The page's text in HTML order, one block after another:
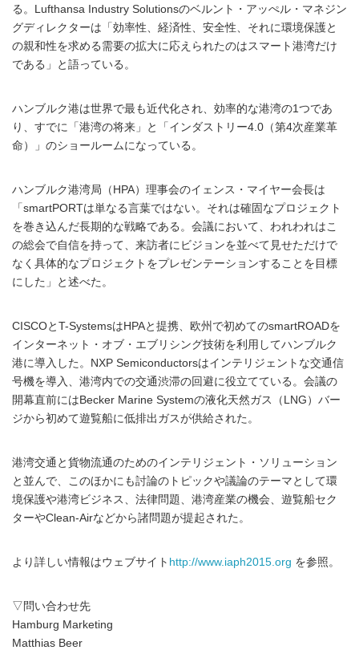
る。Lufthansa Industry Solutionsのベルント・アッぺル・マネジン
グディレクターは「効率性、経済性、安全性、それに環境保護と
の親和性を求める需要の拡大に応えられたのはスマート港湾だけ
である」と語っている。
ハンブルク港は世界で最も近代化され、効率的な港湾の1つであ
り、すでに「港湾の将来」と「インダストリー4.0（第4次産業革
命）」のショールームになっている。
ハンブルク港湾局（HPA）理事会のイェンス・マイヤー会長は
「smartPORTは単なる言葉ではない。それは確固なプロジェクト
を巻き込んだ長期的な戦略である。会議において、われわれはこ
の総会で自信を持って、来訪者にビジョンを並べて見せただけで
なく具体的なプロジェクトをプレゼンテーションすることを目標
にした」と述べた。
CISCOとT-SystemsはHPAと提携、欧州で初めてのsmartROADを
インターネット・オブ・エブリシング技術を利用してハンブルク
港に導入した。NXP Semiconductorsはインテリジェントな交通信
号機を導入、港湾内での交通渋滞の回避に役立てている。会議の
開幕直前にはBecker Marine Systemの液化天然ガス（LNG）バー
ジから初めて遊覧船に低排出ガスが供給された。
港湾交通と貨物流通のためのインテリジェント・ソリューション
と並んで、このほかにも討論のトピックや議論のテーマとして環
境保護や港湾ビジネス、法律問題、港湾産業の機会、遊覧船セク
ターやClean-Airなどから諸問題が提起された。
より詳しい情報はウェブサイト http://www.iaph2015.org を参照。
▽問い合わせ先
Hamburg Marketing
Matthias Beer